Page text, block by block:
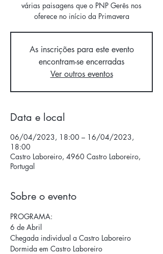
várias paisagens que o PNP Gerês nos
oferece no início da Primavera
As inscrições para este evento
encontram-se encerradas
Ver outros eventos
Data e local
06/04/2023, 18:00 – 16/04/2023,
18:00
Castro Laboreiro, 4960 Castro Laboreiro,
Portugal
Sobre o evento
PROGRAMA:
6 de Abril
Chegada individual a Castro Laboreiro
Dormida em Castro Laboreiro